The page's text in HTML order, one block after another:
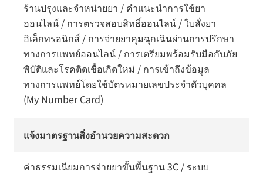
ร้านปรุงและจำหน่ายยา / คำแนะนำการใช้ยา
ออนไลน์ / การตรวจสอบสิทธิ์ออนไลน์ / ใบสั่งยา
อิเล็กทรอนิกส์ / การจ่ายยาคุมฉุกเฉินผ่านการปรึกษา
ทางการแพทย์ออนไลน์ / การเตรียมพร้อมรับมือกับภัย
พิบัติและโรคติดเชื้อเกิดใหม่ / การเข้าถึงข้อมูล
ทางการแพทย์โดยใช้บัตรหมายเลขประจำตัวบุคคล
(My Number Card)
แจ้งมาตรฐานสิ่งอำนวยความสะดวก
ค่าธรรมเนียมการจ่ายยาขั้นพื้นฐาน 3C / ระบบ